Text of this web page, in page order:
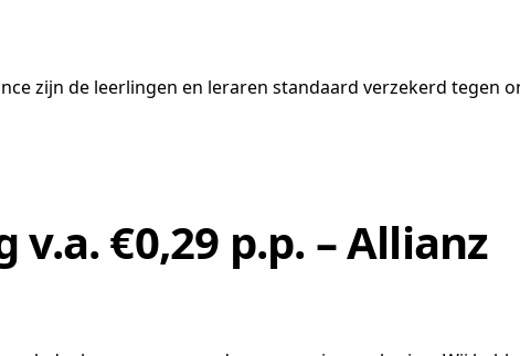
zijn de leerlingen en leraren standaard verzekerd tegen
€0,29 p.p. – Allianz